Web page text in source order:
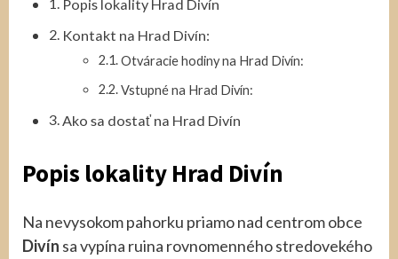
Popis lokality Hrad Divín
Kontakt na Hrad Divín:
Otváracie hodiny na Hrad Divín:
Vstupné na Hrad Divín:
Ako sa dostať na Hrad Divín
Popis lokality Hrad Divín
Na nevysokom pahorku priamo nad centrom obce
Divín sa vypína ruina rovnomenného stredovekého